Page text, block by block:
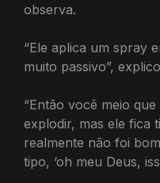
observa.
“Ele aplica um spray
muito passivo”,
“Então você meio
explodir, mas ele fica
realmente não foi
tipo, ‘oh meu Deus,